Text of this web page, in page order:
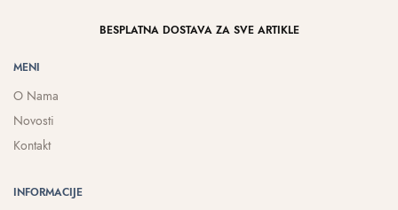
BESPLATNA DOSTAVA ZA SVE ARTIKLE
MENI
O Nama
Novosti
Kontakt
INFORMACIJE